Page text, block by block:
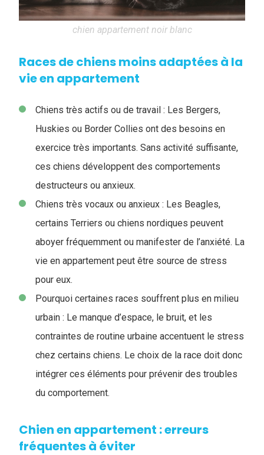
chien appartement noir blanc
Races de chiens moins adaptées à la
vie en appartement
Chiens très actifs ou de travail : Les Bergers,
Huskies ou Border Collies ont des besoins en
exercice très importants. Sans activité suffisante,
ces chiens développent des comportements
destructeurs ou anxieux.
Chiens très vocaux ou anxieux : Les Beagles,
certains Terriers ou chiens nordiques peuvent
aboyer fréquemment ou manifester de l’anxiété. La
vie en appartement peut être source de stress
pour eux.
Pourquoi certaines races souffrent plus en milieu
urbain : Le manque d’espace, le bruit, et les
contraintes de routine urbaine accentuent le stress
chez certains chiens. Le choix de la race doit donc
intégrer ces éléments pour prévenir des troubles
du comportement.
Chien en appartement : erreurs
fréquentes à éviter